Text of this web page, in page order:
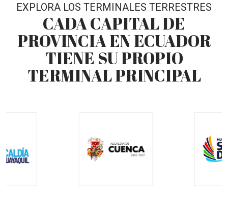
EXPLORA LOS TERMINALES TERRESTRES
CADA CAPITAL DE
PROVINCIA EN ECUADOR
TIENE SU PROPIO
TERMINAL PRINCIPAL